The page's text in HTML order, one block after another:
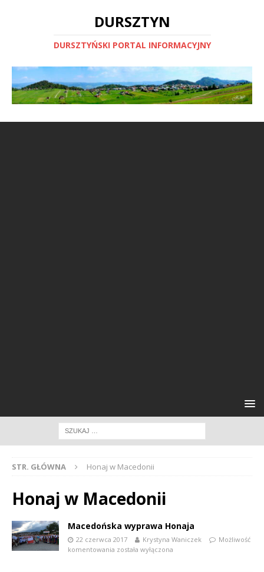
DURSZTYN
DURSZTYŃSKI PORTAL INFORMACYJNY
STR. GŁÓWNA Honaj w Macedonii
Honaj w Macedonii
Macedońska wyprawa Honaja
22 czerwca 2017 Krystyna Waniczek
Możliwość
komentowania została wyłączona